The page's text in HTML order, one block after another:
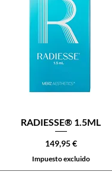
RADIESSE® 1.5ML
Precio
149,95 €
Impuesto excluido